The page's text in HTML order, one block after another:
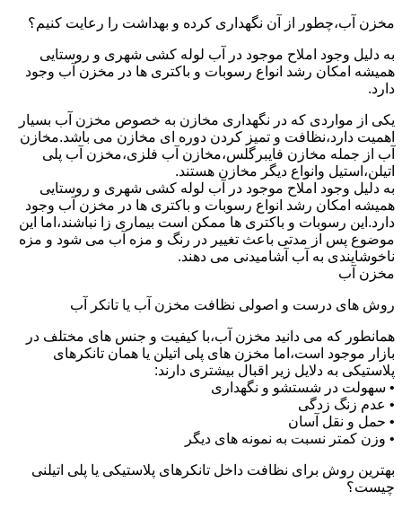
مخزن آب،چطور از آن نگهداری کرده و بهداشت را رعایت کنیم؟
به دلیل وجود املاح موجود در آب لوله کشی شهری و روستایی
همیشه امکان رشد انواع رسوبات و باکتری ها در مخزن آب وجود
دارد.
یکی از مواردی که در نگهداری مخازن به خصوص مخزن آب بسیار
اهمیت دارد،نظافت و تمیز کردن دوره ای مخازن می باشد.مخازن
آب از جمله مخازن فایبرگلس،مخازن آب فلزی،مخزن آب پلی
اتیلن،استیل وانواع دیگر مخازن هستند.
به دلیل وجود املاح موجود در آب لوله کشی شهری و روستایی
همیشه امکان رشد انواع رسوبات و باکتری ها در مخزن آب وجود
دارد.این رسوبات و باکتری ها ممکن است بیماری زا نباشند،اما این
موضوع پس از مدتی باعث تغییر در رنگ و مزه آب می شود و مزه
ناخوشایندی به آب آشامیدنی می دهند.
مخزن آب
روش های درست و اصولی نظافت مخزن آب یا تانکر آب
همانطور که می دانید مخزن آب،با کیفیت و جنس های مختلف در
بازار موجود است،اما مخزن های پلی اتیلن یا همان تانکرهای
پلاستیکی به دلایل زیر اقبال بیشتری دارند:
• سهولت در شستشو و نگهداری
• عدم زنگ زدگی
• حمل و نقل آسان
• وزن کمتر نسبت به نمونه های دیگر
بهترین روش برای نظافت داخل تانکرهای پلاستیکی یا پلی اتیلنی
چیست؟